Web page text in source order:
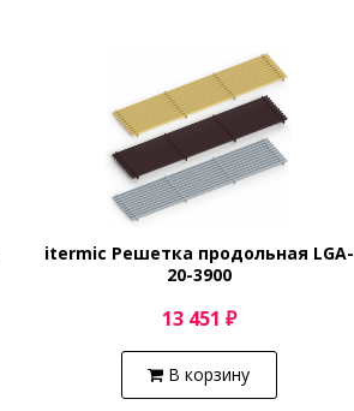
itermic Решетка продольная LGA-
20-3900
13 451 ₽
В корзину